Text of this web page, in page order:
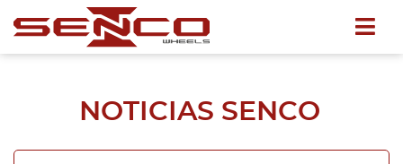
NOTICIAS SENCO